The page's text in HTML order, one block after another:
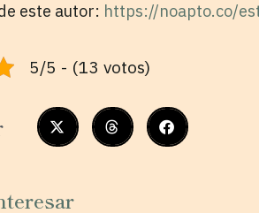
este autor: https://noapto.co/
5/5 - (13 votos)